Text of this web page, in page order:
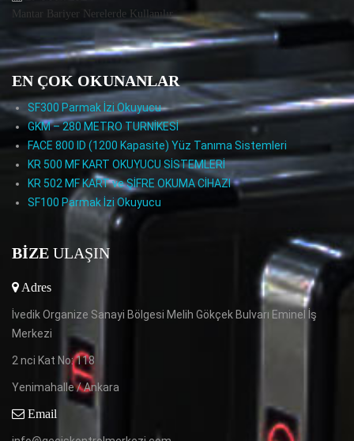
Mantar Bariyer Nerelerde Kullanılır
EN ÇOK OKUNANLAR
SF300 Parmak İzi Okuyucu
GKM – 280 METRO TURNİKESİ
FACE 800 ID (1200 Kapasite) Yüz Tanıma Sistemleri
KR 500 MF KART OKUYUCU SİSTEMLERİ
KR 502 MF KART ve ŞİFRE OKUMA CİHAZI
SF100 Parmak İzi Okuyucu
BIZE ULAŞIN
Adres
İvedik Organize Sanayi Bölgesi Melih Gökçek Bulvarı Eminel İş
Merkezi
2 nci Kat No: 118
Yenimahalle / Ankara
Email